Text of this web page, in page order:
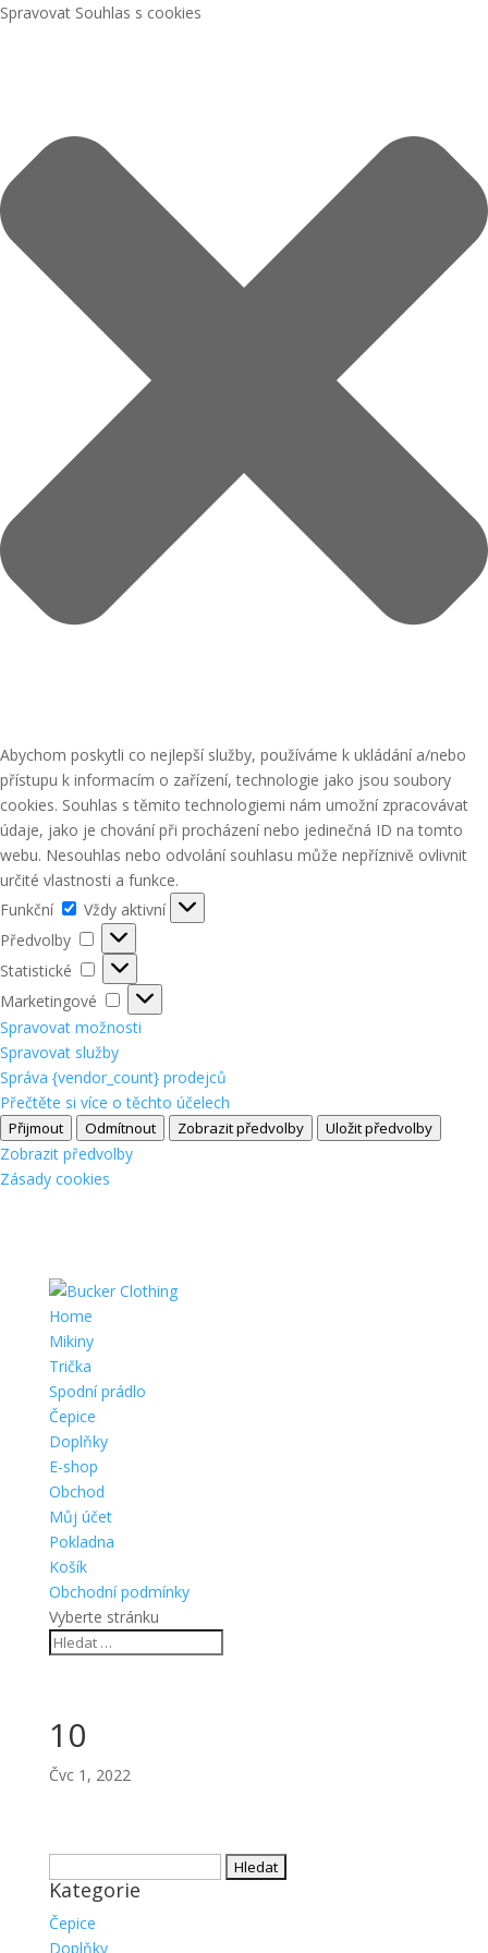
Spravovat Souhlas s cookies
Abychom poskytli co nejlepší služby, používáme k ukládání a/nebo
přístupu k informacím o zařízení, technologie jako jsou soubory
cookies. Souhlas s těmito technologiemi nám umožní zpracovávat
údaje, jako je chování při procházení nebo jedinečná ID na tomto
webu. Nesouhlas nebo odvolání souhlasu může nepříznivě ovlivnit
určité vlastnosti a funkce.
Funkční
Funkční
Vždy aktivní
Předvolby
Předvolby
Statistické
Statistické
Marketingové
Marketingové
Spravovat možnosti
Spravovat služby
Správa {vendor_count} prodejců
Přečtěte si více o těchto účelech
Přijmout Odmítnout Zobrazit předvolby Uložit předvolby
Zobrazit předvolby
Zásady cookies
Home
Mikiny
Trička
Spodní prádlo
Čepice
Doplňky
E-shop
Obchod
Můj účet
Pokladna
Košík
Obchodní podmínky
Vyberte stránku
10
Čvc 1, 2022
Kategorie
Čepice
Doplňky